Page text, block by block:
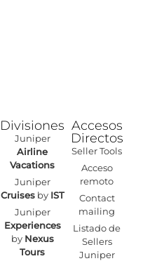
Divisiones
Juniper
Airline
Vacations
Juniper
Cruisesby IST
Juniper
Experiences
by Nexus
Tours
Accesos
Directos
Seller Tools
Acceso
remoto
Contact
mailing
Listado de
Sellers
Juniper